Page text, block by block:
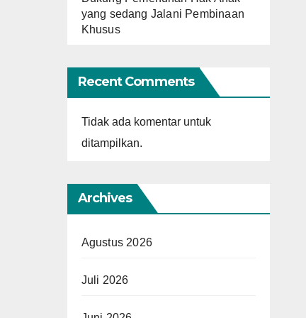
yang sedang Jalani Pembinaan
Khusus
Recent Comments
Tidak ada komentar untuk
ditampilkan.
Archives
Agustus 2026
Juli 2026